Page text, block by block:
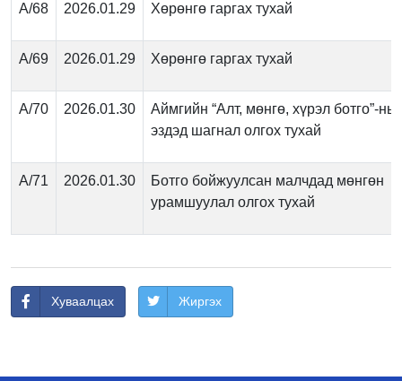
А/68 2026.01.29 Хөрөнгө гаргах тухай
А/69 2026.01.29 Хөрөнгө гаргах тухай
А/70 2026.01.30
Аймгийн “Алт, мөнгө, хүрэл ботго”-ны
эздэд шагнал олгох тухай
А/71 2026.01.30
Ботго бойжуулсан малчдад мөнгөн
урамшуулал олгох тухай
Хуваалцах Жиргэх